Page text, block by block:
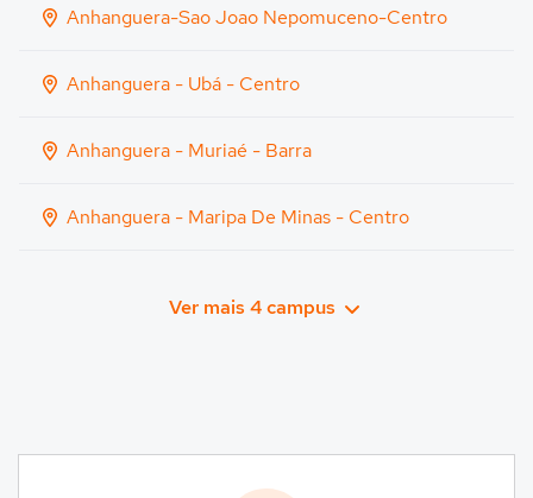
Anhanguera-Sao Joao Nepomuceno-Centro
Anhanguera - Ubá - Centro
Anhanguera - Muriaé - Barra
Anhanguera - Maripa De Minas - Centro
Ver mais 4 campus